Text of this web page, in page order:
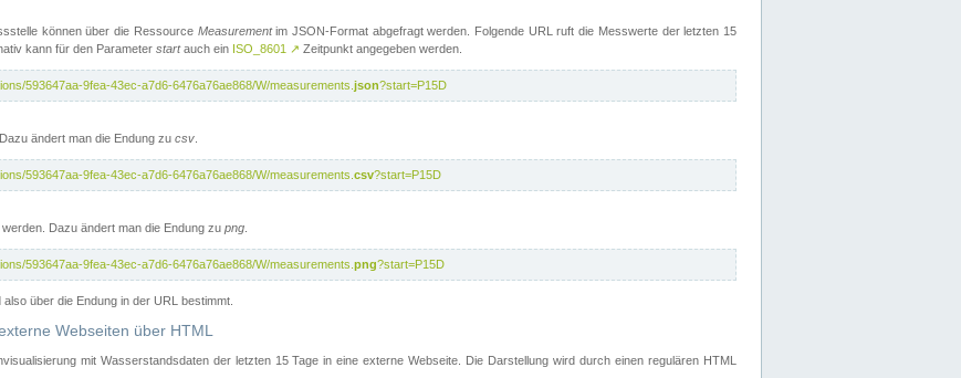
können über die Ressource Measurementim JSON-Format abgefragt werden. Folgende URL ruft die Messwerte der letzten 15
kann für den Parameter startauch ein ISO_8601 ↗ Zeitpunkt angegeben werden.
593647aa-9fea-43ec-a7d6-6476a76ae868/W/measurements. json?start=P15D
ändert man die Endung zu csv
593647aa-9fea-43ec-a7d6-6476a76ae868/W/measurements. csv?start=P15D
Dazu ändert man die Endung zu png
593647aa-9fea-43ec-a7d6-6476a76ae868/W/measurements. png?start=P15D
über die Endung in der URL bestimmt.
Webseiten über HTML
mit Wasserstandsdaten der letzten 15 Tage in eine externe Webseite. Die Darstellung wird durch einen regulären HTML